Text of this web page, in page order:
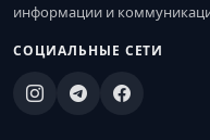
информации и
СОЦИАЛЬНЫЕ СЕТИ